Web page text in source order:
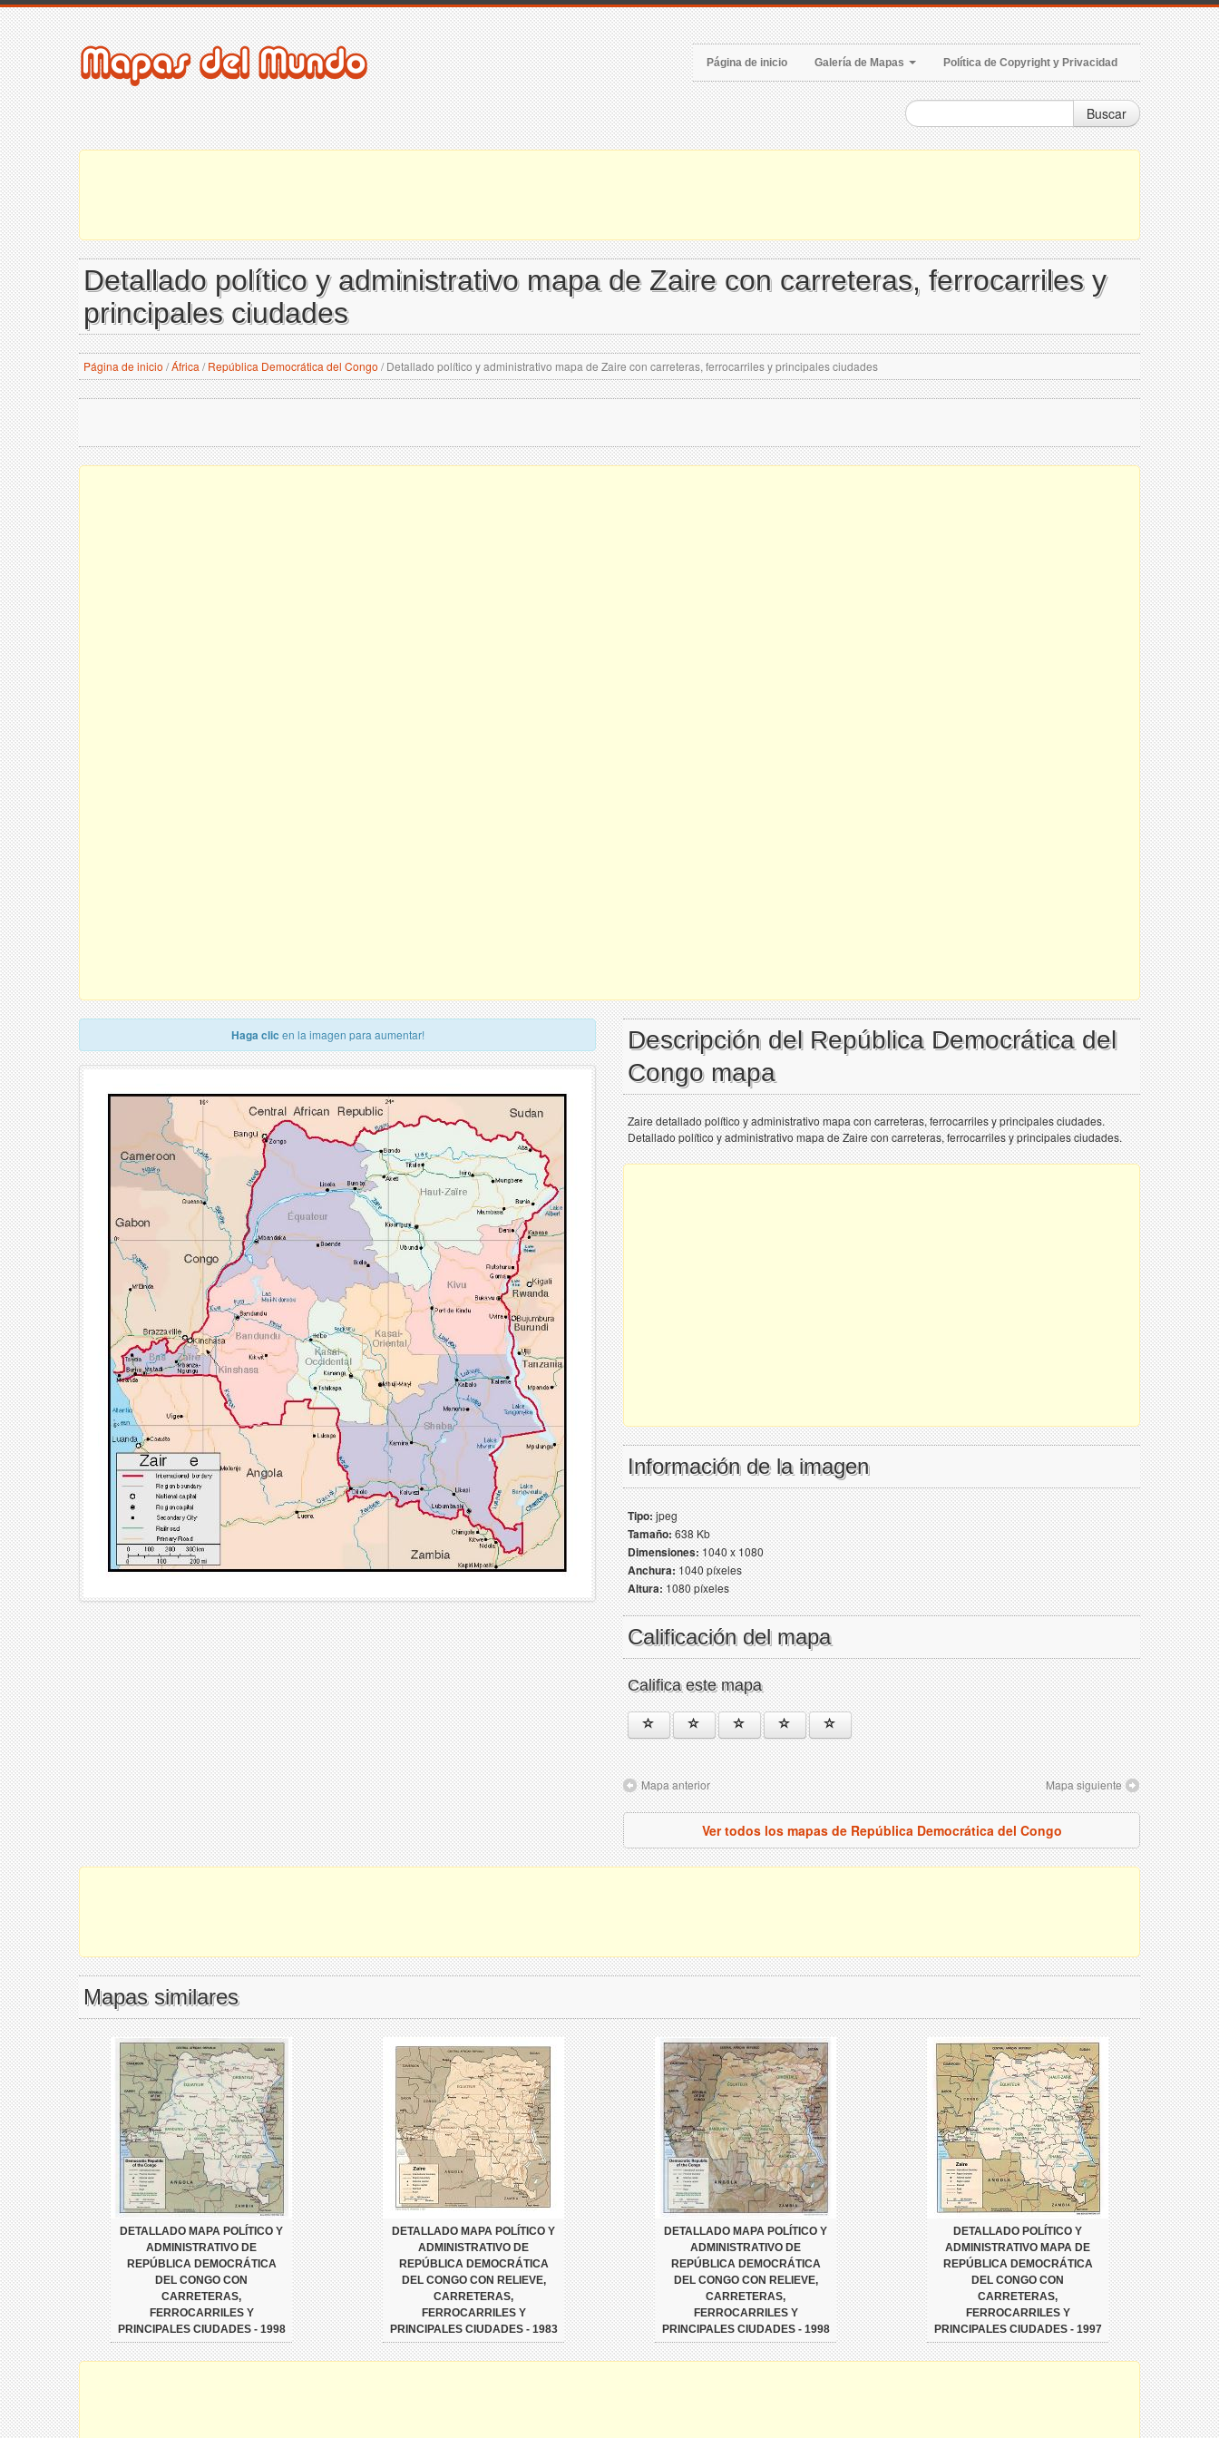
Página de inicio Galería de Mapas Política de Copyright y Privacidad
Buscar
Detallado político y administrativo mapa de Zaire con carreteras, ferrocarriles y
principales ciudades
Página de inicio /África / República Democrática del Congo /Detallado político y administrativo mapa de Zaire con carreteras, ferrocarriles y principales ciudades
Haga clic en la imagen para aumentar!
Descripción del República Democrática del
Congo mapa
Zaire detallado político y administrativo mapa con carreteras, ferrocarriles y principales ciudades.
Detallado político y administrativo mapa de Zaire con carreteras, ferrocarriles y principales ciudades.
Información de la imagen
Tipo:jpeg
Tamaño:638 Kb
Dimensiones:1040 x 1080
Anchura:1040 píxeles
Altura:1080 píxeles
Calificación del mapa
Califica este mapa
Mapa anterior Mapa siguiente
Ver todos los mapas de República Democrática del Congo
Mapas similares
DETALLADO MAPA POLÍTICO Y
ADMINISTRATIVO DE
REPÚBLICA DEMOCRÁTICA
DEL CONGO CON
CARRETERAS,
FERROCARRILES Y
PRINCIPALES CIUDADES - 1998
DETALLADO MAPA POLÍTICO Y
ADMINISTRATIVO DE
REPÚBLICA DEMOCRÁTICA
DEL CONGO CON RELIEVE,
CARRETERAS,
FERROCARRILES Y
PRINCIPALES CIUDADES - 1983
DETALLADO MAPA POLÍTICO Y
ADMINISTRATIVO DE
REPÚBLICA DEMOCRÁTICA
DEL CONGO CON RELIEVE,
CARRETERAS,
FERROCARRILES Y
PRINCIPALES CIUDADES - 1998
DETALLADO POLÍTICO Y
ADMINISTRATIVO MAPA DE
REPÚBLICA DEMOCRÁTICA
DEL CONGO CON
CARRETERAS,
FERROCARRILES Y
PRINCIPALES CIUDADES - 1997